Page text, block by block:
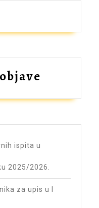
ispita u
2025/2026.
za upis u I